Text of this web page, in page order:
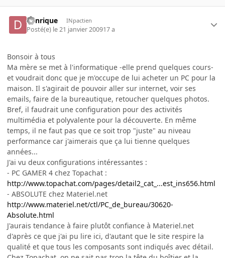
denrique INpactien
Posté(e) le 21 janvier 200917 a
Bonsoir à tous
Ma mère se met à l'informatique -elle prend quelques cours-
et voudrait donc que je m'occupe de lui acheter un PC pour la
maison. Il s'agirait de pouvoir aller sur internet, voir ses
emails, faire de la bureautique, retoucher quelques photos.
Bref, il faudrait une configuration pour des activités
multimédia et polyvalente pour la découverte. En même
temps, il ne faut pas que ce soit trop "juste" au niveau
performance car j'aimerais que ça lui tienne quelques
années...
J'ai vu deux configurations intéressantes :
- PC GAMER 4 chez Topachat :
http://www.topachat.com/pages/detail2_cat_...est_ins656.html
- ABSOLUTE chez Materiel.net
http://www.materiel.net/ctl/PC_de_bureau/30620-
Absolute.html
J'aurais tendance à faire plutôt confiance à Materiel.net
d'après ce que j'ai pu lire ici, d'autant que le site respire la
qualité et que tous les composants sont indiqués avec détail.